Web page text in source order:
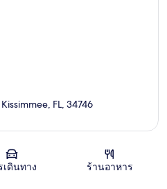
แผนที่
FL, 34746
เดินทาง ร้านอาหาร